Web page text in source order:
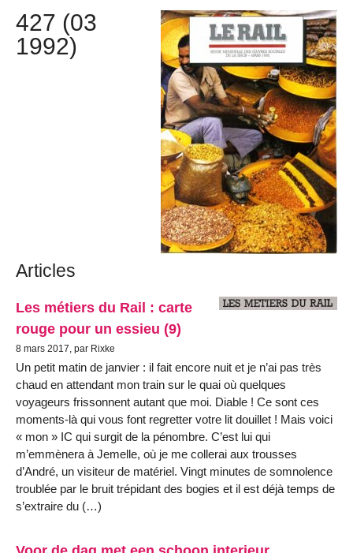
427 (03
1992)
Articles
Les métiers du Rail : carte
rouge pour un essieu (9)
8 mars 2017, par Rixke
Un petit matin de janvier : il fait encore nuit et je n’ai pas très
chaud en attendant mon train sur le quai où quelques
voyageurs frissonnent autant que moi. Diable ! Ce sont ces
moments-là qui vous font regretter votre lit douillet ! Mais voici
« mon » IC qui surgit de la pénombre. C’est lui qui
m’emmènera à Jemelle, où je me collerai aux trousses
d’André, un visiteur de matériel. Vingt minutes de somnolence
troublée par le bruit trépidant des bogies et il est déjà temps de
s’extraire du (…)